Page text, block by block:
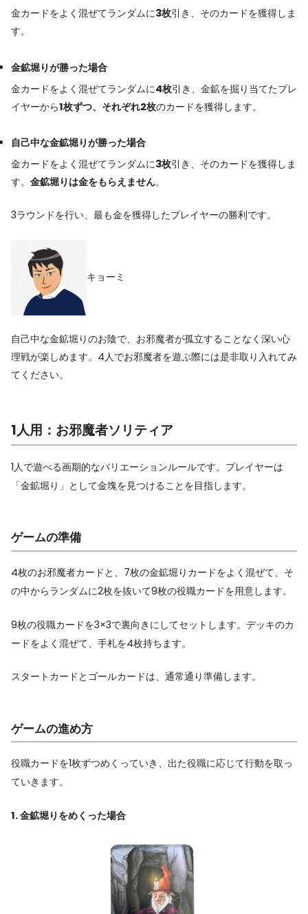
金カードをよく混ぜてランダムに3枚引き、そのカードを獲得しま
す。
金鉱堀りが勝った場合
金カードをよく混ぜてランダムに4枚引き、金鉱を掘り当てたプレ
イヤーから1枚ずつ、それぞれ2枚のカードを獲得します。
自己中な金鉱堀りが勝った場合
金カードをよく混ぜてランダムに3枚引き、そのカードを獲得しま
す。 金鉱堀りは金をもらえません。
3ラウンドを行い、最も金を獲得したプレイヤーの勝利です。
キョーミ
自己中な金鉱堀りのお陰で、お邪魔者が孤立することなく深い心
理戦が楽しめます。4人でお邪魔者を遊ぶ際には是非取り入れてみ
てください。
1人用：お邪魔者ソリティア
1人で遊べる画期的なバリエーションルールです。プレイヤーは
「金鉱堀り」として金塊を見つけることを目指します。
ゲームの準備
4枚のお邪魔者カードと、7枚の金鉱堀りカードをよく混ぜて、そ
の中からランダムに2枚を抜いて9枚の役職カードを用意します。
9枚の役職カードを3×3で裏向きにしてセットします。デッキのカ
ードをよく混ぜて、手札を4枚持ちます。
スタートカードとゴールカードは、通常通り準備します。
ゲームの進め方
役職カードを1枚ずつめくっていき、出た役職に応じて行動を取っ
ていきます。
1. 金鉱堀りをめくった場合